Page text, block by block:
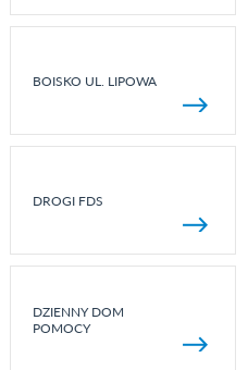
BOISKO UL. LIPOWA
DROGI FDS
DZIENNY DOM
POMOCY